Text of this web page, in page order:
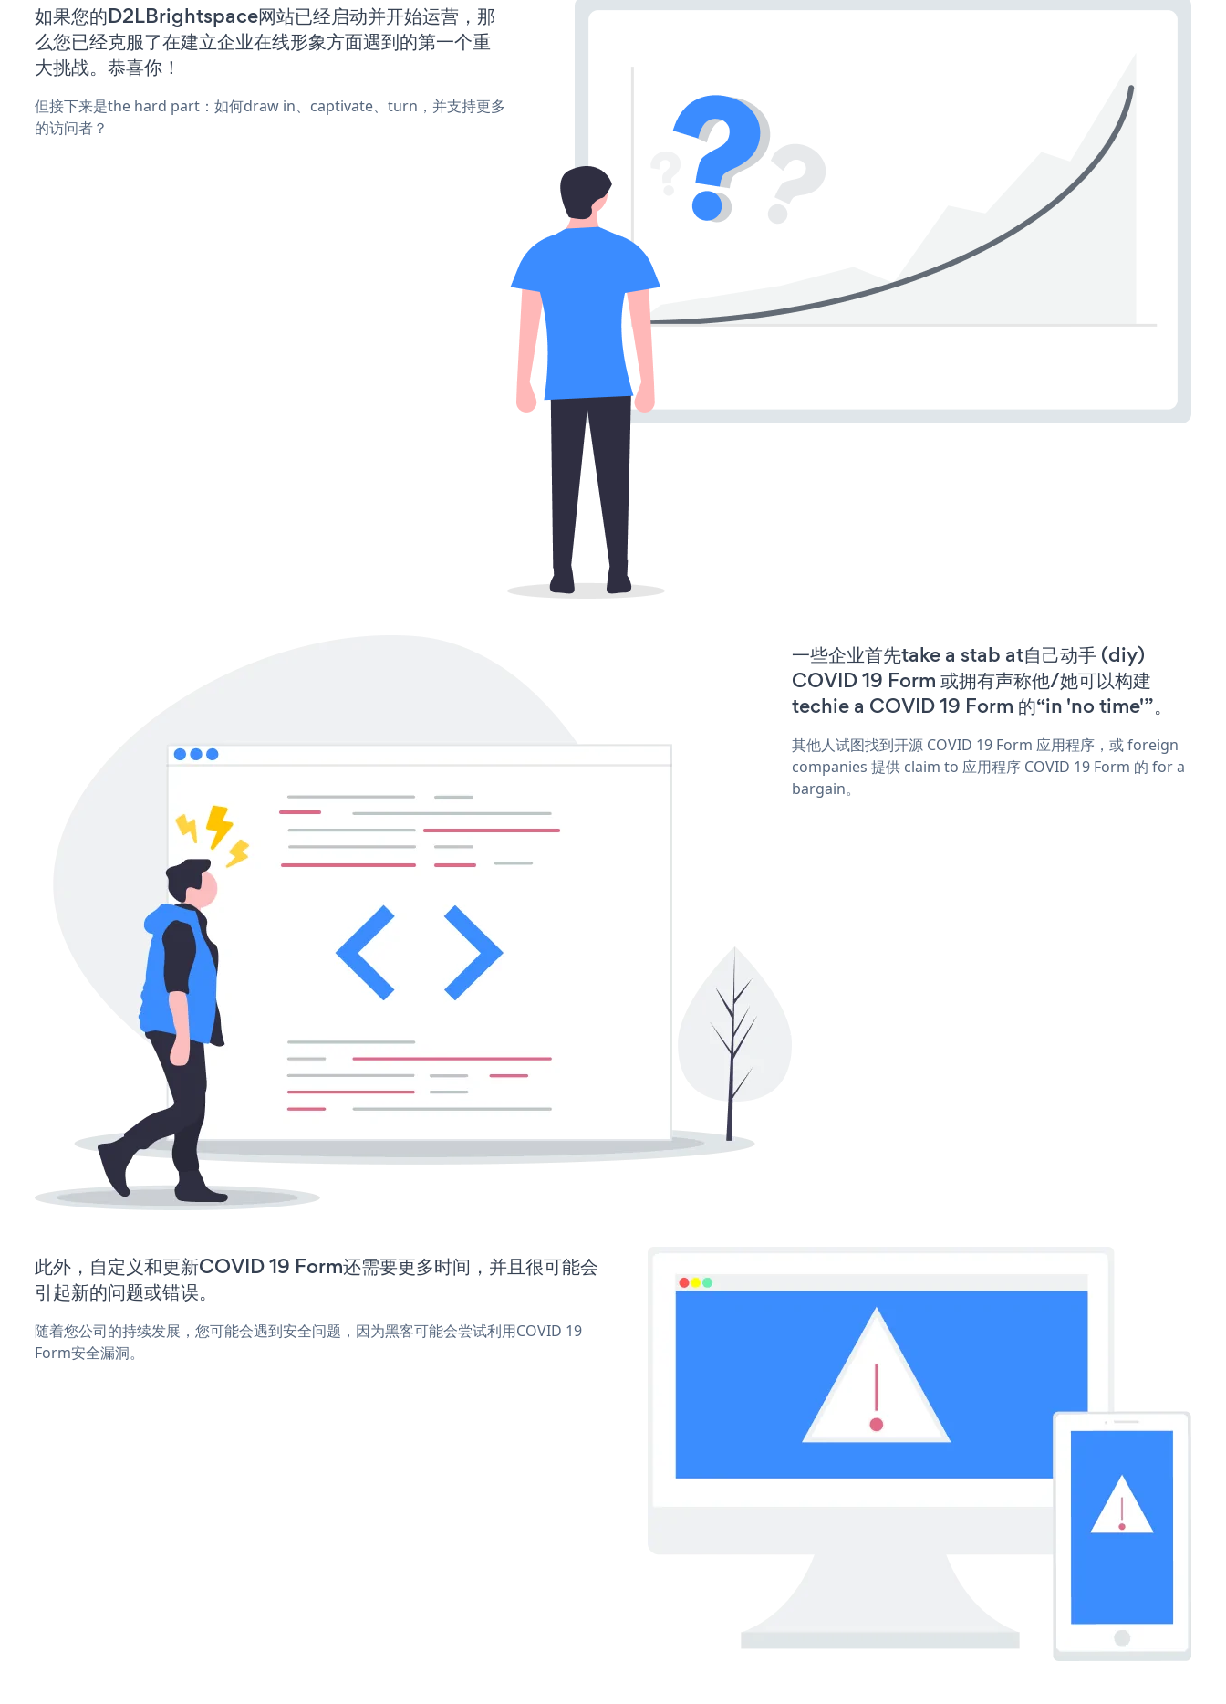
如果您的D2LBrightspace网站已经启动并开始运营，那
么您已经克服了在建立企业在线形象方面遇到的第一个重
大挑战。恭喜你！
但接下来是the hard part：如何draw in、captivate、turn，并支持更多
的访问者？
一些企业首先take a stab at自己动手 (diy)
COVID 19 Form 或拥有声称他/她可以构建
techie a COVID 19 Form 的“in 'no time'”。
其他人试图找到开源 COVID 19 Form 应用程序，或 foreign
companies 提供 claim to 应用程序 COVID 19 Form 的 for a
bargain。
此外，自定义和更新COVID 19 Form还需要更多时间，并且很可能会
引起新的问题或错误。
随着您公司的持续发展，您可能会遇到安全问题，因为黑客可能会尝试利用COVID 19
Form安全漏洞。